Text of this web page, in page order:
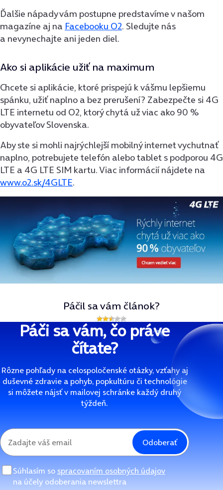
Ďalšie nápady vám postupne predstavíme v našom
magazíne aj na Facebooku O2. Sledujte nás
a nevynechajte ani jeden diel.
Ako si aplikácie užiť na maximum
Chcete si aplikácie, ktoré prispejú k vášmu lepšiemu
spánku, užiť naplno a bez prerušení? Zabezpečte si 4G
LTE internetu od O2, ktorý chytá už viac ako 90 %
obyvateľov Slovenska.
Aby ste si mohli najrýchlejší mobilný internet vychutnať
naplno, potrebujete telefón alebo tablet s podporou 4G
LTE a 4G LTE SIM kartu. Viac informácií nájdete na
www.o2.sk/4GLTE.
Páčil sa vám článok?
Páči sa vám, čo práve
čítate?
Rôzne pohľady na celospoločenské otázky, vzťahy aj
duševné zdravie a pohyb, popkultúru či technológie
si môžete nájsť v mailovej schránke každý druhý
týždeň.
Odoberať
Súhlasím so spracovaním osobných údajov
na účely odoberania newslettra